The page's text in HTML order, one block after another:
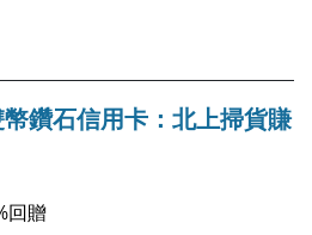
鑽石信用卡：北上掃貨賺
回贈